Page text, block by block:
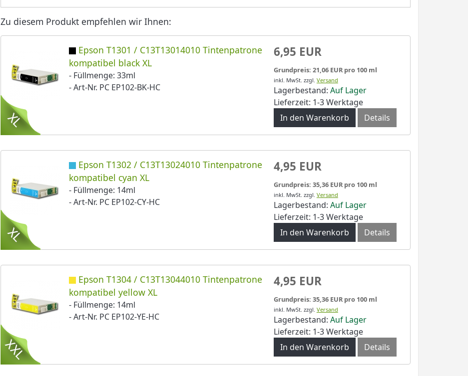
Zu diesem Produkt empfehlen wir Ihnen:
Epson T1301 / C13T13014010 Tintenpatrone
kompatibel black XL
- Füllmenge: 33ml
- Art-Nr. PC EP102-BK-HC
6,95 EUR
Grundpreis: 21,06 EUR pro 100 ml
inkl. MwSt. zzgl. Versand
Lagerbestand: Auf Lager
Lieferzeit: 1-3 Werktage
In den Warenkorb
Details
Epson T1302 / C13T13024010 Tintenpatrone
kompatibel cyan XL
- Füllmenge: 14ml
- Art-Nr. PC EP102-CY-HC
4,95 EUR
Grundpreis: 35,36 EUR pro 100 ml
inkl. MwSt. zzgl. Versand
Lagerbestand: Auf Lager
Lieferzeit: 1-3 Werktage
In den Warenkorb
Details
Epson T1304 / C13T13044010 Tintenpatrone
kompatibel yellow XL
- Füllmenge: 14ml
- Art-Nr. PC EP102-YE-HC
4,95 EUR
Grundpreis: 35,36 EUR pro 100 ml
inkl. MwSt. zzgl. Versand
Lagerbestand: Auf Lager
Lieferzeit: 1-3 Werktage
In den Warenkorb
Details